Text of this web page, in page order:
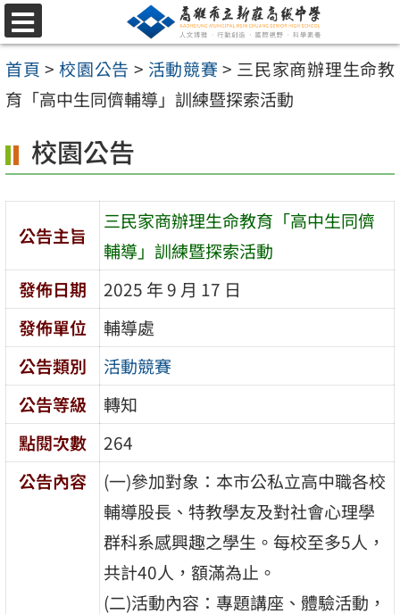
跳
至
主
要
容
區
選
單
首頁 > 校園公告 > 活動競賽 > 三民家商辦理生命教
育「高中生同儕輔導」訓練暨探索活動
校園公告
公告主旨
三民家商辦理生命教育「高中生同儕
輔導」訓練暨探索活動
發佈日期
2025 年 9 月 17 日
發佈單位
輔導處
公告類別
活動競賽
公告等級
轉知
點閱次數
264
公告內容
(一)參加對象：本市公私立高中職各校
輔導股長、特教學友及對社會心理學
群科系感興趣之學生。每校至多5人，
共計40人，額滿為止。
(二)活動內容：專題講座、體驗活動，